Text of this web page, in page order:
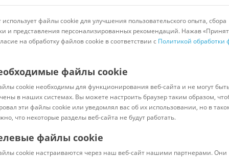
Работа и офис Авто и мото Детям и мамам Красота и
спорт
Сортировать: Популярные
В наличии
файлы cookie для улучшения пользовательского опыта, сбора
и представления персонализированных рекомендаций. Нажав
на обработку файлов cookie в соответствии с Политикой обработки
файлы cookie
cookie необходимы для функционирования веб-сайта и не могут
в наших системах. Вы можете настроить браузер таким образом,
эти файлы cookie или уведомлял вас об их использовании, но в
что некоторые разделы веб-сайта не будут работать.
файлы cookie
cookie настраиваются через наш веб-сайт нашими партнерами. Они